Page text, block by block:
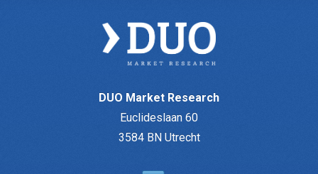
DUO Market Research
Euclideslaan 60
3584 BN Utrecht